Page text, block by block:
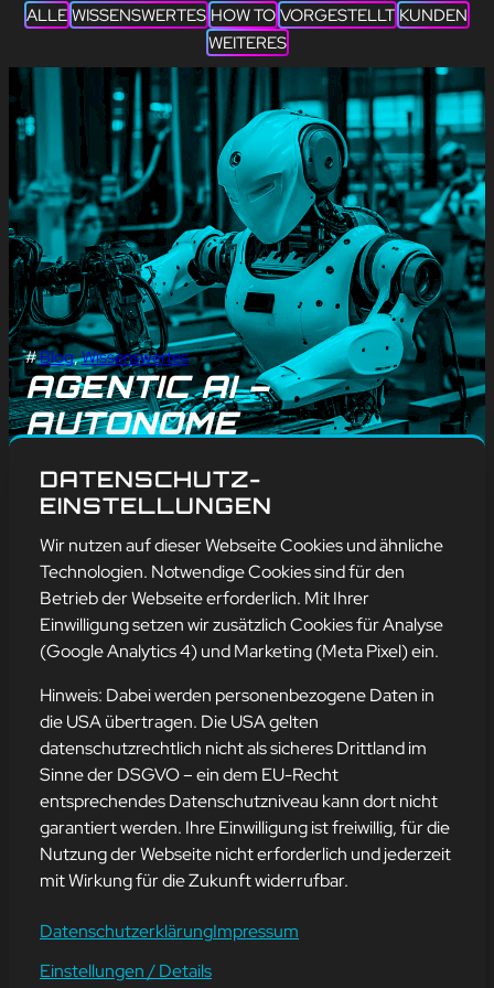
ALLE WISSENSWERTES HOW TO VORGESTELLT KUNDEN
WEITERES
#Blog, Wissenswertes
AGENTIC AI –
AUTONOME
ZUKUNFT
mehr erfahren
Adresse
mission-webstyle oHG
Bürgermeister-Regitz-Straße 40
66539 Neunkirchen
E-Mail:kontakt@mission-webstyle.de
Navigation
Webseitenerstellung
Webseite mieten
Webseiten Betreuung
Über Uns
Kontakt
Leistungen
DATENSCHUTZ-
EINSTELLUNGEN
Wir nutzen auf dieser Webseite Cookies und ähnliche
Technologien. Notwendige Cookies sind für den
Betrieb der Webseite erforderlich. Mit Ihrer
Einwilligung setzen wir zusätzlich Cookies für Analyse
(Google Analytics 4) und Marketing (Meta Pixel) ein.
Hinweis: Dabei werden personenbezogene Daten in
die USA übertragen. Die USA gelten
datenschutzrechtlich nicht als sicheres Drittland im
Sinne der DSGVO – ein dem EU-Recht
entsprechendes Datenschutzniveau kann dort nicht
garantiert werden. Ihre Einwilligung ist freiwillig, für die
Nutzung der Webseite nicht erforderlich und jederzeit
mit Wirkung für die Zukunft widerrufbar.
DatenschutzerklärungImpressum
Einstellungen / Details